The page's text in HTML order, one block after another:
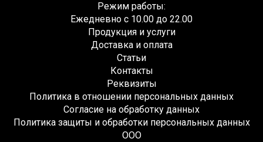
Режим работы:
Ежедневно с 10.00 до 22.00
Продукция и услуги
Доставка и оплата
Статьи
Контакты
Реквизиты
Политика в отношении персональных данных
Согласие на обработку данных
Политика защиты и обработки персональных данных
ООО